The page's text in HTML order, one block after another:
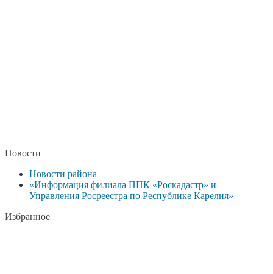
Новости
Новости района
«Информация филиала ППК «Роскадастр» и
Управления Росреестра по Республике Карелия»
Избранное